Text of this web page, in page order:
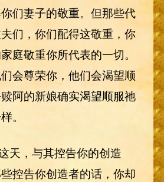
们妻子的敬重。但那些代
们，你们配得这敬重，你
庭敬重你所代表的一切。
会尊荣你，他们会渴望顺
阿的新娘确实渴望顺服祂
。
天，与其控告你的创造
控告你创造者的话，你却